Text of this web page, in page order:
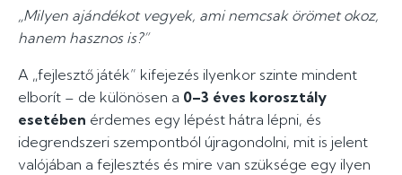
„Milyen ajándékot vegyek, ami nemcsak örömet okoz,
hanem hasznos is?”
A „fejlesztő játék” kifejezés ilyenkor szinte mindent
elborít – de különösen a 0–3 éves korosztály
esetében érdemes egy lépést hátra lépni, és
idegrendszeri szempontból újragondolni, mit is jelent
valójában a fejlesztés és mire van szüksége egy ilyen